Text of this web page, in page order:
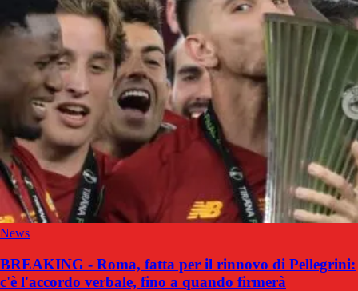
News
BREAKING - Roma, fatta per il rinnovo di Pellegrini:
c'è l'accordo verbale, fino a quando firmerà